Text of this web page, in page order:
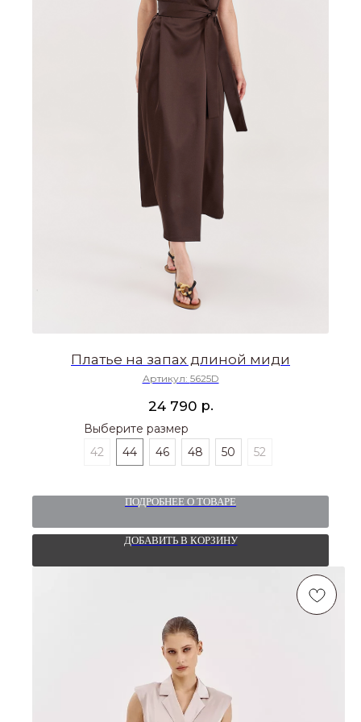
Платье на запах длиной миди
Артикул: 5625D
24 790 р.
Выберите размер
42
44 46 48 50 52
ПОДРОБНЕЕ О ТОВАРЕ
ДОБАВИТЬ В КОРЗИНУ